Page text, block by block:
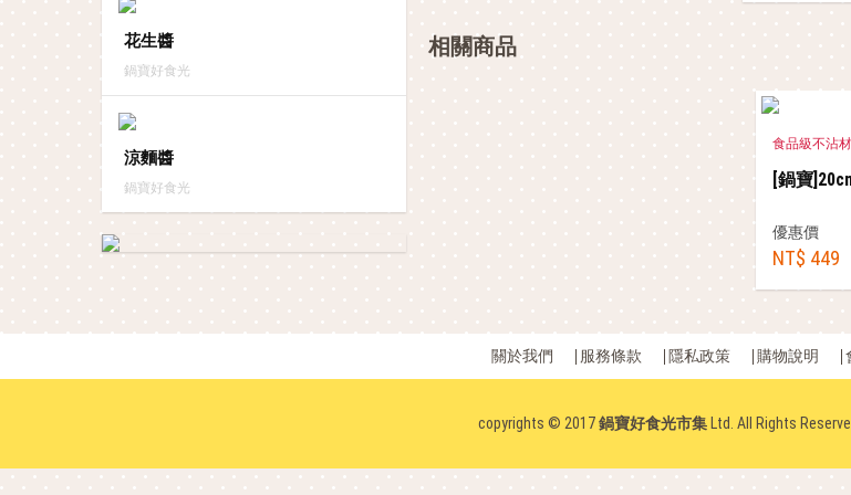
花生醬
鍋寶好食光
涼麵醬
鍋寶好食光
相關商品
食品級不沾
[鍋寶
優惠價
NT$ 449
關於我們 服務條款 隱私政策 購物說明
copyrights © 2017鍋寶好食光市集Ltd. All Rights